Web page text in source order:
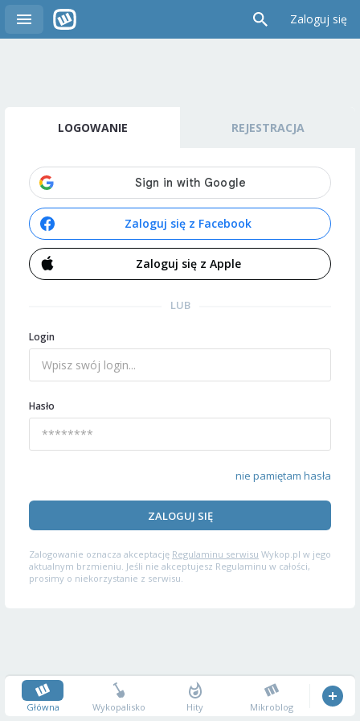
Zaloguj się
LOGOWANIE REJESTRACJA
Zaloguj się z Facebook
Zaloguj się z Apple
LUB
Login
Hasło
nie pamiętam hasła
ZALOGUJ SIĘ
Zalogowanie oznacza akceptację Regulaminu serwisu Wykop.pl w jego
aktualnym brzmieniu. Jeśli nie akceptujesz Regulaminu w całości,
prosimy o niekorzystanie z serwisu.
Główna Wykopalisko Hity Mikroblog